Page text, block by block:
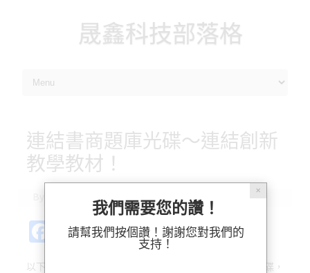
晟鑫科技部落格
連結書商題庫光碟～連結創新
教學教材！
2014-01-27
Fa Pl X M
as
Bl
u
分
以下的影像說明，如何透過 OxOffice 搭配出版社題庫光碟，
✕
我們需要您的讚！
請幫我們按個讚！謝謝您對我們的
支持！